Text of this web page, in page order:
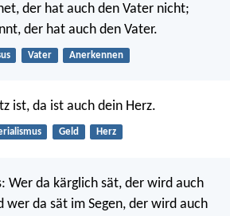
der hat auch den Vater nicht;
der hat auch den Vater.
Vater Anerkennen
ist, da ist auch dein Herz.
Geld Herz
Wer da kärglich sät, der wird auch
wer da sät im Segen, der wird auch